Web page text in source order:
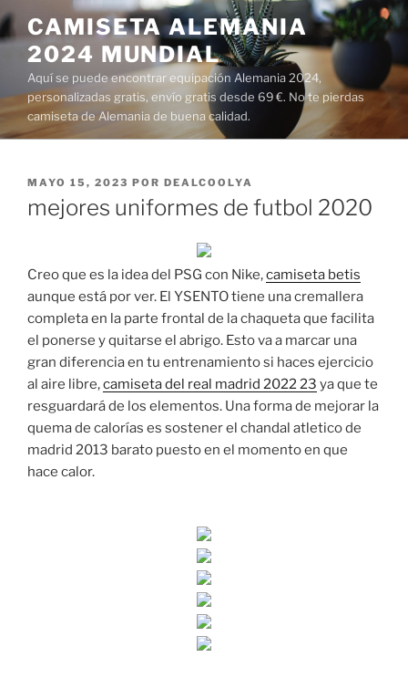
Saltar
al
contenido
CAMISETA ALEMANIA
2024 MUNDIAL
Aquí se puede encontrar equipación Alemania 2024,
personalizadas gratis, envío gratis desde 69 €. No te pierdas
camiseta de Alemania de buena calidad.
PUBLICADO
MAYO 15, 2023 POR DEALCOOLYA
mejores uniformes de futbol 2020
Creo que es la idea del PSG con Nike,camiseta betis
aunque está por ver. El YSENTO tiene una cremallera
completa en la parte frontal de la chaqueta que facilita
el ponerse y quitarse el abrigo. Esto va a marcar una
gran diferencia en tu entrenamiento si haces ejercicio
al aire libre,camiseta del real madrid 2022 23 ya que te
resguardará de los elementos. Una forma de mejorar la
quema de calorías es sostener el chandal atletico de
madrid 2013 barato puesto en el momento en que
hace calor.